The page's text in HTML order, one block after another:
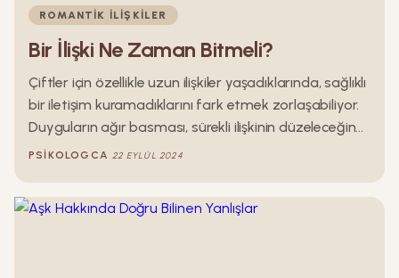
ROMANTIK İLIŞKILER
Bir İlişki Ne Zaman Bitmeli?
Çiftler için özellikle uzun ilişkiler yaşadıklarında, sağlıklı
bir iletişim kuramadıklarını fark etmek zorlaşabiliyor.
Duyguların ağır basması, sürekli ilişkinin düzeleceğine
olan inanç, ayrılık çanlarının ertelenmesine ve işlerin
kopmama isteği, yeni bir ilişkiye başlamaya karşı
duyulan yorgunlukları ne yazık ki sorunlu ilişkileri
PSIKOLOGCA 22 EYLÜL 2024